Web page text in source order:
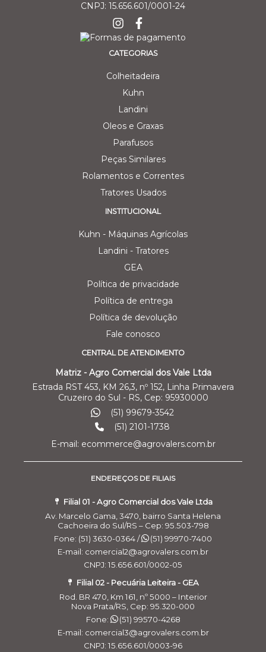
CNPJ: 15.656.601/0001-24
CATEGORIAS
Colheitadeira
Kuhn
Landini
Oleos e Graxas
Parafusos
Peças Similares
Rolamentos e Correntes
Tratores Usados
INSTITUCIONAL
Kuhn - Máquinas Agrícolas
Landini - Tratores
GEA
Política de privacidade
Política de entrega
Política de devolução
Fale conosco
CENTRAL DE ATENDIMENTO
Matriz - Agro Comercial dos Vale Ltda
Estrada RST 453, KM 26,3, nº 152, Linha Primavera
Cruzeiro do Sul - RS, Cep: 95930000
(51) 99679-3542
(51) 2101-1738
E-mail: ecommerce@agrovalers.com.br
ENDEREÇOS DE FILIAIS
Filial 01 - Agro Comercial dos Vale Ltda
Av. Marcelo Gama, 3470, bairro Santa Helena
Cachoeira do Sul/RS – Cep: 95.503-798
Fone: (51) 3630-0364 /
(51) 99970-7400
E-mail: comercial2@agrovalers.com.br
CNPJ: 15.656.601/0002-05
Filial 02 - Pecuária Leiteira - GEA
Rod. BR 470, Km 161, nº 5000 – Interior
Nova Prata/RS, Cep: 95.320-000
Fone:
(51) 99570-4268
E-mail: comercial3@agrovalers.com.br
CNPJ: 15.656.601/0003-96